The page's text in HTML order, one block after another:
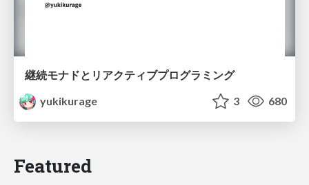
継続モナドとリアクティブプログラミング
yukikurage
3 680
Featured